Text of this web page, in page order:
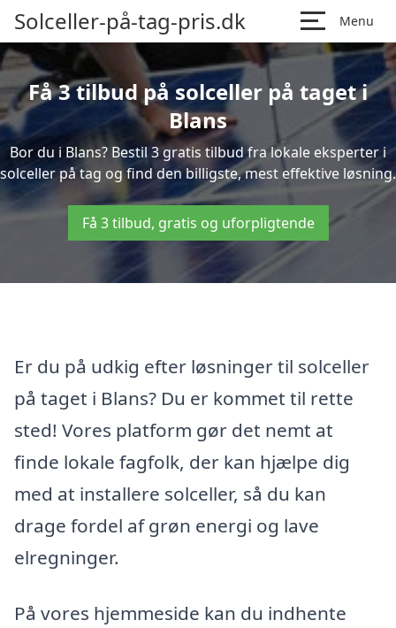
Solceller-på-tag-pris.dk Menu
Få 3 tilbud på solceller på taget i
Blans
Bor du i Blans? Bestil 3 gratis tilbud fra lokale eksperter i
solceller på tag og find den billigste, mest effektive løsning.
Få 3 tilbud, gratis og uforpligtende
Er du på udkig efter løsninger til solceller
på taget i Blans? Du er kommet til rette
sted! Vores platform gør det nemt at
finde lokale fagfolk, der kan hjælpe dig
med at installere solceller, så du kan
drage fordel af grøn energi og lave
elregninger.
På vores hjemmeside kan du indhente